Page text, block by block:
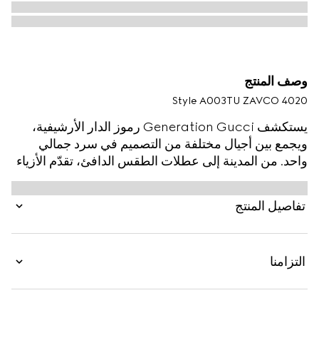
وصف المنتج
Style ‎A003TU ZAVCO 4020
يستكشف Generation Gucci رموز الدار الأرشيفية،
ويجمع بين أجيال مختلفة من التصميم في سرد جمالي
واحد. من المدينة إلى عطلات الطقس الدافئ، تقدّم الأزياء
الجاهزة الهروب الحضري من خلال عدسة راقية. صُنع هذا
الشورت من حرير التويل، ويتميّز بطبعة مُزهرة Gucci
على كامل القماش.
تفاصيل المنتج
التزامنا